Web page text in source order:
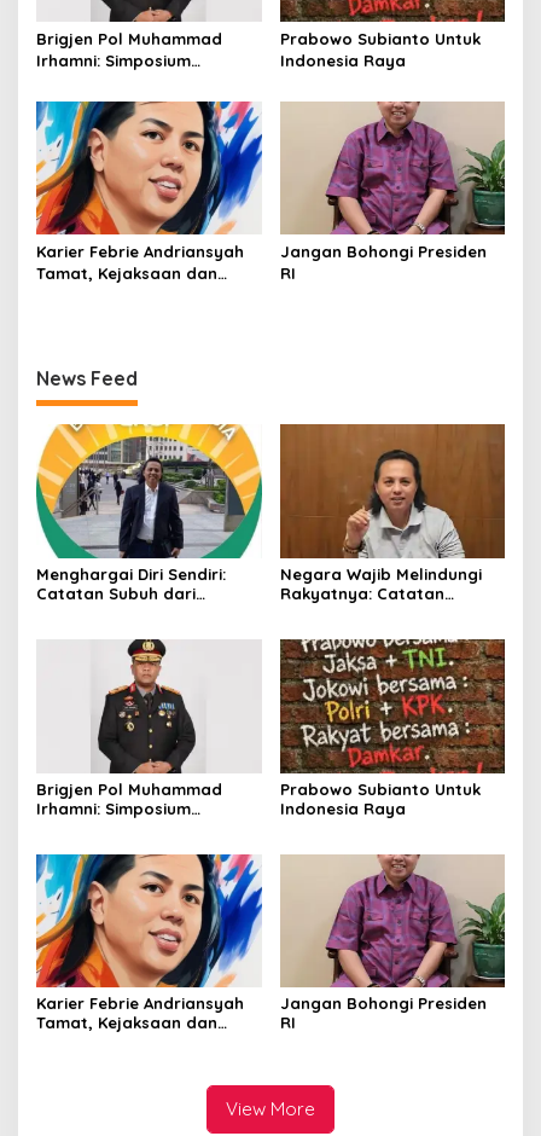
Brigjen Pol Muhammad
Irhamni: Simposium
Kejahatan SDA-LH 2026–
2030 Beri Banyak Masukan
Bagi APH
Prabowo Subianto Untuk
Indonesia Raya
Karier Febrie Andriansyah
Tamat, Kejaksaan dan
Jangan Bohongi Presiden
RI
News Feed
Menghargai Diri Sendiri:
Catatan Subuh dari
Negara Wajib Melindungi
Rakyatnya: Catatan
Kawah Ijen
Brigjen Pol Muhammad
Irhamni: Simposium
2030 Beri Banyak Masukan
Bagi APH
Prabowo Subianto Untuk
Indonesia Raya
Karier Febrie Andriansyah
Tamat, Kejaksaan dan
Jangan Bohongi Presiden
RI
View More